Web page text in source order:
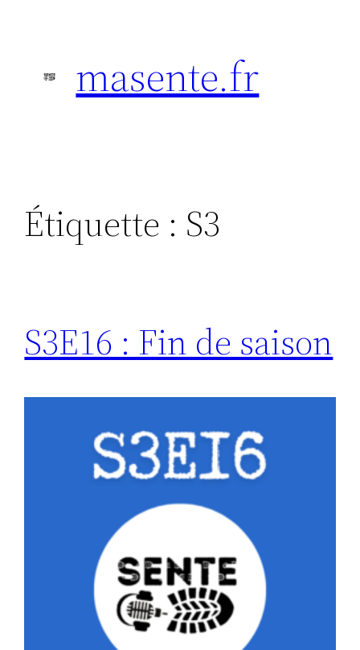
masente.fr
Étiquette : S3
S3E16 : Fin de saison